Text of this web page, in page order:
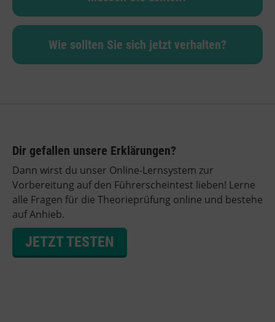
Wie sollten Sie sich jetzt verhalten?
Dir gefallen unsere Erklärungen?
Dann wirst du unser Online-Lernsystem zur
Vorbereitung auf den Führerscheintest lieben! Lerne
alle Fragen für die Theorieprüfung online und bestehe
auf Anhieb.
JETZT TESTEN